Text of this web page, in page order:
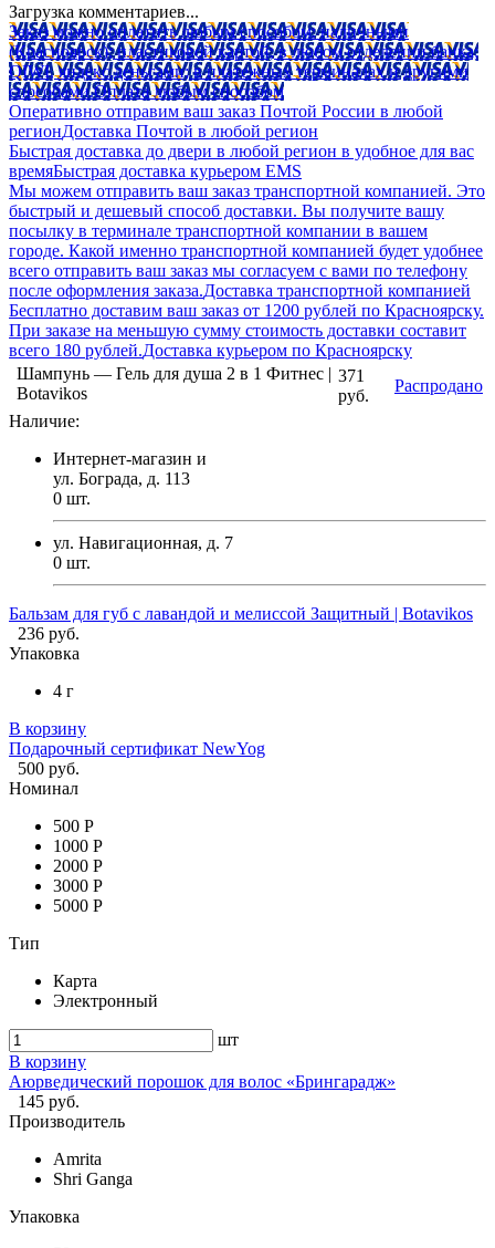
Загрузка комментариев...
Заказ можно оплатить любым способом: наличными
(Красноярск); пластиковой картой; в любом отделении банка;
QIWI, яндекс.деньгами; в платежных терминалах и другими
способами.Оплата любым способом
Оперативно отправим ваш заказ Почтой России в любой
регионДоставка Почтой в любой регион
Быстрая доставка до двери в любой регион в удобное для вас
времяБыстрая доставка курьером EMS
Мы можем отправить ваш заказ транспортной компанией. Это
быстрый и дешевый способ доставки. Вы получите вашу
посылку в терминале транспортной компании в вашем
городе. Какой именно транспортной компанией будет удобнее
всего отправить ваш заказ мы согласуем с вами по телефону
после оформления заказа.Доставка транспортной компанией
Бесплатно доставим ваш заказ от 1200 рублей по Красноярску.
При заказе на меньшую сумму стоимость доставки составит
всего 180 рублей.Доставка курьером по Красноярску
Шампунь — Гель для душа 2 в 1 Фитнес |
Botavikos
371
руб.
Распродано
Наличие:
Интернет-магазин и
ул. Бограда, д. 113
0 шт.
ул. Навигационная, д. 7
0 шт.
Бальзам для губ с лавандой и мелиссой Защитный | Botavikos
236 руб.
Упаковка
4 г
В корзину
Подарочный сертификат NewYog
500 руб.
Номинал
500 Р
1000 Р
2000 Р
3000 Р
5000 Р
Тип
Карта
Электронный
шт
В корзину
Аюрведический порошок для волос «Брингарадж»
145 руб.
Производитель
Amrita
Shri Ganga
Упаковка